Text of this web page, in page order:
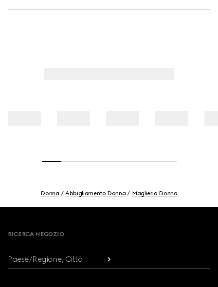
Donna Abbigliamento Donna Maglieria Donna
RICERCA NEGOZIO
Paese/Regione, Città